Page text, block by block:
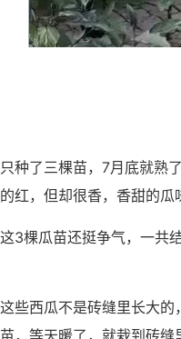
种了三棵苗，7月底就熟
红，但却很香，香甜的瓜
3棵瓜苗还挺争气，一共
些西瓜不是砖缝里长大
，等天暖了，就栽到砖缝